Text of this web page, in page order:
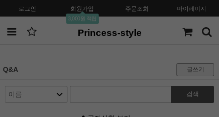
로그인 회원가입
3,000원 적립
주문조회 마이페이지
Princess-style
Q&A 글쓰기
검색